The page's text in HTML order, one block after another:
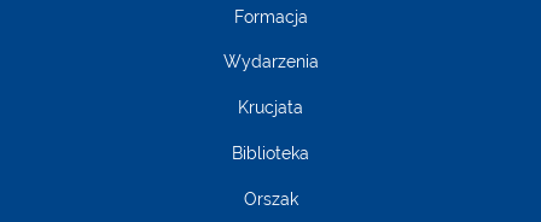
Formacja
Wydarzenia
Krucjata
Biblioteka
Orszak